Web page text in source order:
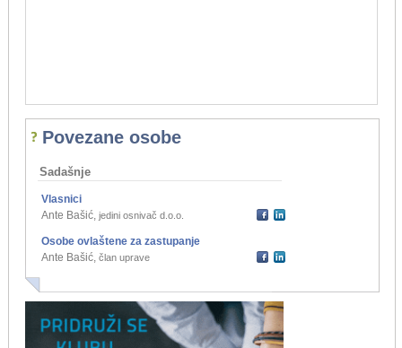
Povezane osobe
Sadašnje
Vlasnici
Ante Bašić, jedini osnivač d.o.o.
Osobe ovlaštene za zastupanje
Ante Bašić, član uprave